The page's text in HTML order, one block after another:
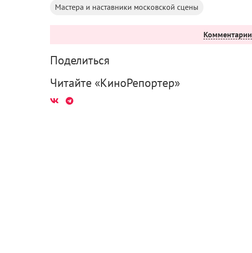
Мастера и наставники московской сцены
Комментарии
Поделиться
Читайте «КиноРепортер»